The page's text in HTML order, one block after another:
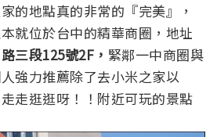
的地點真的非常的『完美』，
就位於台中的精華商圈，地址
三段125號2F， 緊鄰一中商圈與
強力推薦除了去小米之家以
走逛逛呀！！附近可玩的景點